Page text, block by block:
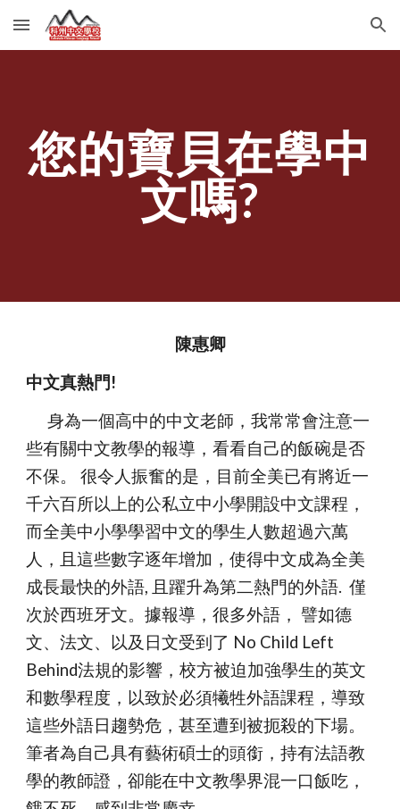
Skip to main content Skip to navigation
您的寶貝在學中
文嗎?
陳惠卿
中文真熱門!
      身為一個高中的中文老師，我常常會注意一
些有關中文教學的報導，看看自己的飯碗是否
不保。 很令人振奮的是，目前全美已有將近一
千六百所以上的公私立中小學開設中文課程，
而全美中小學學習中文的學生人數超過六萬
人，且這些數字逐年增加，使得中文成為全美
成長最快的外語, 且躍升為第二熱門的外語.  僅
次於西班牙文。據報導，很多外語， 譬如德
文、法文、以及日文受到了 No Child Left
Behind法規的影響，校方被迫加強學生的英文
和數學程度，以致於必須犧牲外語課程，導致
這些外語日趨勢危，甚至遭到被扼殺的下場。
筆者為自己具有藝術碩士的頭銜，持有法語教
學的教師證，卻能在中文教學界混一口飯吃，